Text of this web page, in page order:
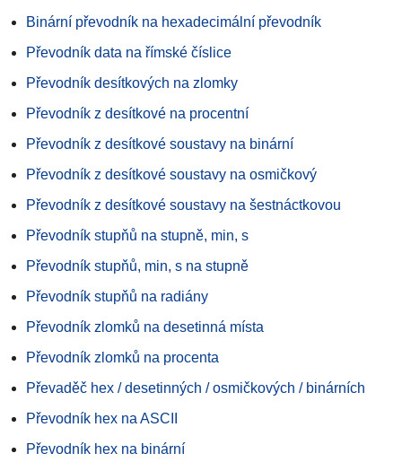
Binární převodník na hexadecimální převodník
Převodník data na římské číslice
Převodník desítkových na zlomky
Převodník z desítkové na procentní
Převodník z desítkové soustavy na binární
Převodník z desítkové soustavy na osmičkový
Převodník z desítkové soustavy na šestnáctkovou
Převodník stupňů na stupně, min, s
Převodník stupňů, min, s na stupně
Převodník stupňů na radiány
Převodník zlomků na desetinná místa
Převodník zlomků na procenta
Převaděč hex / desetinných / osmičkových / binárních
Převodník hex na ASCII
Převodník hex na binární